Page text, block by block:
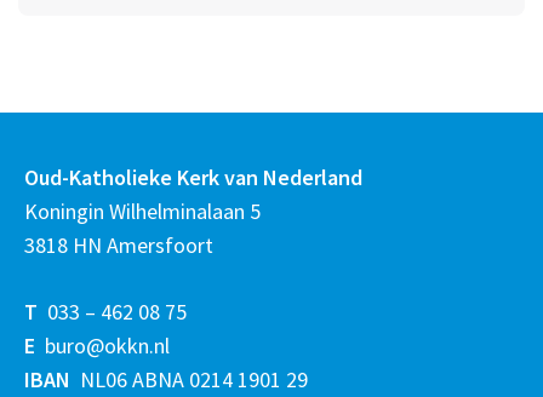
Oud-Katholieke Kerk van Nederland
Koningin Wilhelminalaan 5
3818 HN Amersfoort
T 033 – 462 08 75
E buro@okkn.nl
IBAN NL06 ABNA 0214 1901 29